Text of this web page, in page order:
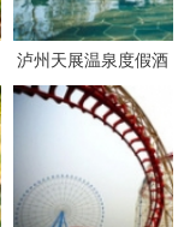
泸州天展温泉度假酒
店温泉水会